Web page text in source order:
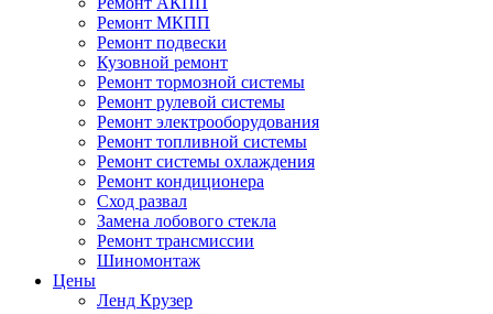
Ремонт МКПП
Ремонт подвески
Кузовной ремонт
Ремонт тормозной системы
Ремонт рулевой системы
Ремонт электрооборудования
Ремонт топливной системы
Ремонт системы охлаждения
Ремонт кондиционера
Сход развал
Замена лобового стекла
Ремонт трансмиссии
Шиномонтаж
Цены
Ленд Крузер